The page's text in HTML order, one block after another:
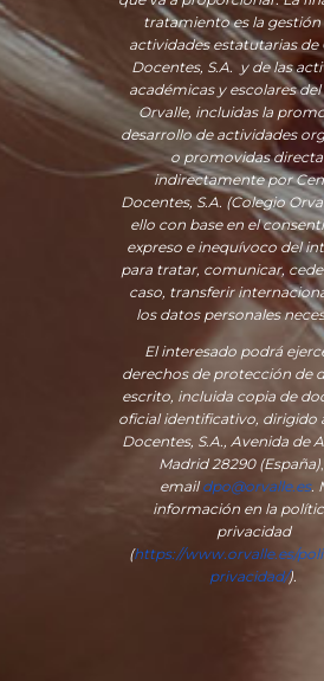
tratamiento es la gestión
actividades estatutarias de
Docentes, S.A. y de las
académicas y escolares
Orvalle, incluidas la
desarrollo de actividades
o promovidas
indirectamente por
Docentes, S.A. (Colegio
ello con base en el
expreso e inequívoco del
para tratar, comunicar,
caso, transferir
los datos personales
El interesado podrá
derechos de protección de
escrito, incluida copia de
oficial identificativo, dirigido
Docentes, S.A., Avenida de
Madrid 28290 (España),
emaildpo@orvalle.es.
información en la
privacidad
(https://www.orvalle.es/
privacidad/).